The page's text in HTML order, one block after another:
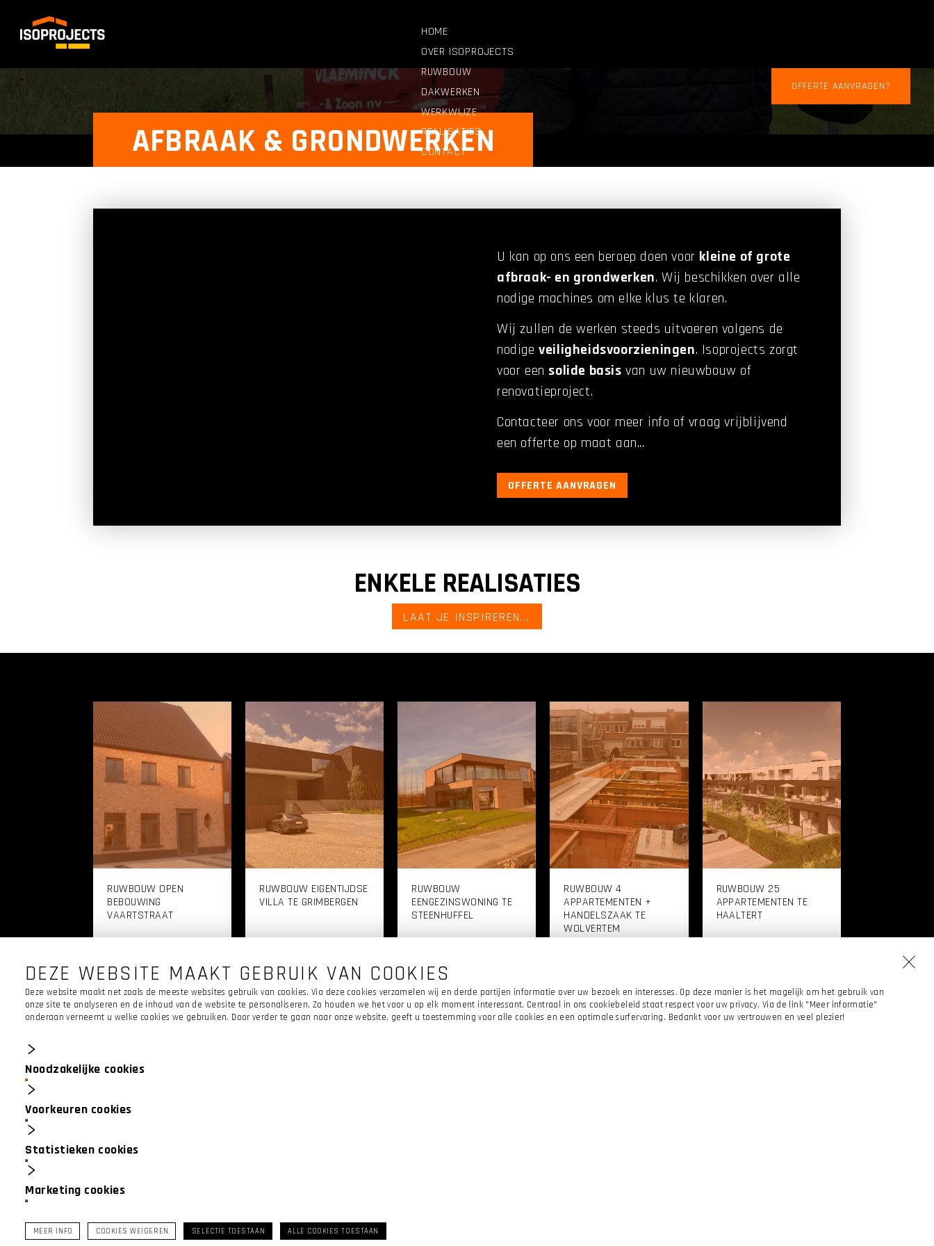
HOME
OVER ISOPROJECTS
RUWBOUW
DAKWERKEN
WERKWIJZE
REALISATIES
CONTACT
OFFERTE AANVRAGEN?
AFBRAAK & GRONDWERKEN
U kan op ons een beroep doen voor kleine of grote
afbraak- en grondwerken. Wij beschikken over alle
nodige machines om elke klus te klaren.
Wij zullen de werken steeds uitvoeren volgens de
nodigeveiligheidsvoorzieningen. Isoprojects zorgt
voor een solide basis van uw nieuwbouw of
renovatieproject.
Contacteer ons voor meer info of vraag vrijblijvend
een offerte op maat aan...
OFFERTE AANVRAGEN
ENKELE REALISATIES
LAAT JE INSPIREREN...
RUWBOUW OPEN
BEBOUWING
VAARTSTRAAT
RUWBOUW EIGENTIJDSE
VILLA TE GRIMBERGEN
RUWBOUW
EENGEZINSWONING TE
STEENHUFFEL
RUWBOUW 4
APPARTEMENTEN +
HANDELSZAAK TE
WOLVERTEM
RUWBOUW 25
APPARTEMENTEN TE
HAALTERT
ONS
Home
Ruwbouw
Realisaties
Offerte
DEZE WEBSITE MAAKT GEBRUIK VAN COOKIES
Deze website maakt net zoals de meeste websites gebruik van cookies. Via deze cookies verzamelen wij en derde partijen informatie over uw bezoek en interesses. Op deze manier is het mogelijk om het gebruik van
onze site te analyseren en de inhoud van de website te personaliseren. Zo houden we het voor u op elk moment interessant. Centraal in ons cookiebeleid staat respect voor uw privacy. Via de link "Meer informatie"
onderaan verneemt u welke cookies we gebruiken. Door verder te gaan naar onze website, geeft u toestemming voor alle cookies en een optimale surfervaring. Bedankt voor uw vertrouwen en veel plezier!
Noodzakelijke cookies
Voorkeuren cookies
Statistieken cookies
Marketing cookies
MEER INFO COOKIES WEIGEREN SELECTIE TOESTAAN ALLE COOKIES TOESTAAN